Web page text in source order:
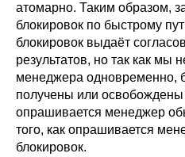
атомарно. Таким образом,
блокировок по быстрому
блокировок выдаёт
результатов, но так как мы
менеджера одновременно,
получены или освобождены
опрашивается менеджер
того, как опрашивается
блокировок.